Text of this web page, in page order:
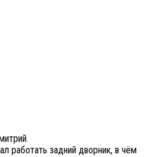
работать задний дворник, в чём